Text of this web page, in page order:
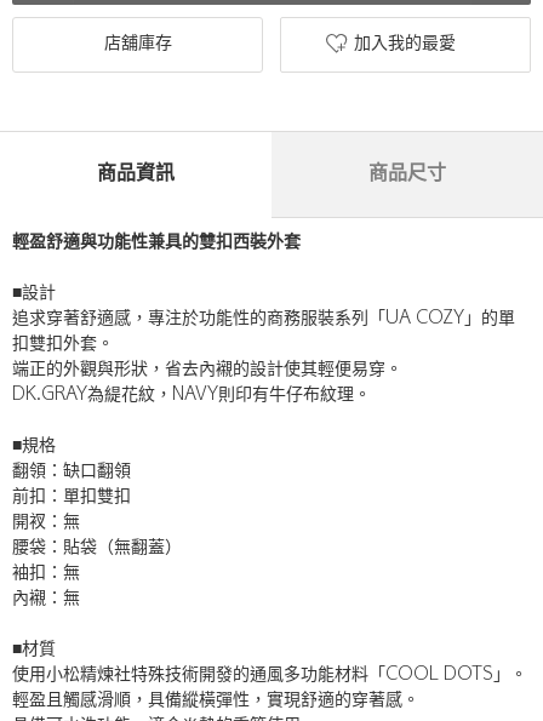
店舖庫存 加入我的最愛
商品資訊 商品尺寸
輕盈舒適與功能性兼具的雙扣西裝外套
■設計
追求穿著舒適感，專注於功能性的商務服裝系列「UA COZY」的單
扣雙扣外套。
端正的外觀與形狀，省去內襯的設計使其輕便易穿。
DK.GRAY為緹花紋，NAVY則印有牛仔布紋理。
■規格
翻領：缺口翻領
前扣：單扣雙扣
開衩：無
腰袋：貼袋（無翻蓋）
袖扣：無
內襯：無
■材質
使用小松精煉社特殊技術開發的通風多功能材料「COOL DOTS」。
輕盈且觸感滑順，具備縱橫彈性，實現舒適的穿著感。